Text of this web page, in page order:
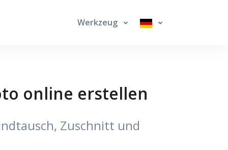
Werkzeug
online erstellen
Zuschnitt und